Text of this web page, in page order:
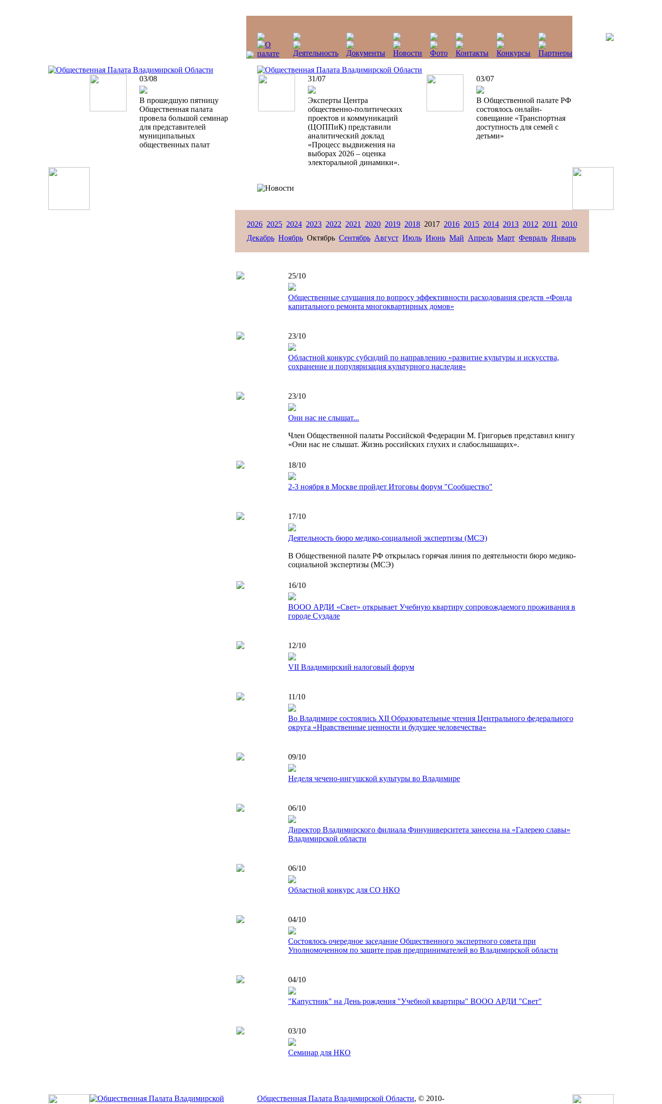
03/08
В прошедшую пятницу
Общественная палата
провела большой семинар
для представителей
муниципальных
общественных палат
31/07
Эксперты Центра
общественно-политических
проектов и коммуникаций
(ЦОППиК) представили
аналитический доклад
«Процесс выдвижения на
выборах 2026 – оценка
электоральной динамики».
03/07
В Общественной палате РФ
состоялось онлайн-
совещание «Транспортная
доступность для семей с
детьми»
2026 2025 2024 2023 2022 2021 2020 2019 2018 2017 2016 2015 2014 2013 2012 2011
2010
Декабрь Ноябрь Октябрь Сентябрь Август Июль Июнь Май Апрель Март Февраль Январь
25/10
Общественные слушания по вопросу эффективности расходования средств «Фонда
капитального ремонта многоквартирных домов»
23/10
Областной конкурс субсидий по направлению «развитие культуры и искусства,
сохранение и популяризация культурного наследия»
23/10
Они нас не слышат...
Член Общественной палаты Российской Федерации М. Григорьев представил книгу
«Они нас не слышат. Жизнь российских глухих и слабослышащих».
18/10
2-3 ноября в Москве пройдет Итоговы форум "Сообщество"
17/10
Деятельность бюро медико-социальной экспертизы (МСЭ)
В Общественной палате РФ открылась горячая линия по деятельности бюро медико-
социальной экспертизы (МСЭ)
16/10
ВООО АРДИ «Свет» открывает Учебную квартиру сопровождаемого проживания в
городе Суздале
12/10
VII Владимирский налоговый форум
11/10
Во Владимире состоялись XII Образовательные чтения Центрального федерального
округа «Нравственные ценности и будущее человечества»
09/10
Неделя чечено-ингушской культуры во Владимире
06/10
Директор Владимирского филиала Финуниверситета занесена на «Галерею славы»
Владимирской области
06/10
Областной конкурс для СО НКО
04/10
Состоялось очередное заседание Общественного экспертного совета при
Уполномоченном по защите прав предпринимателей во Владимирской области
04/10
"Капустник" на День рождения "Учебной квартиры" ВООО АРДИ "Свет"
03/10
Семинар для НКО
Общественная Палата Владимирской Области, © 2010-